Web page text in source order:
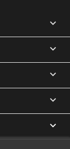




keyboard_arrow_down